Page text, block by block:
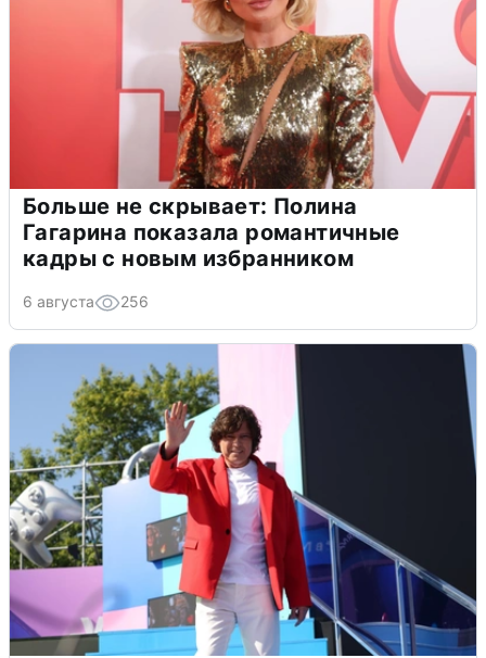
Больше не скрывает: Полина
Гагарина показала романтичные
кадры с новым избранником
6 августа 256